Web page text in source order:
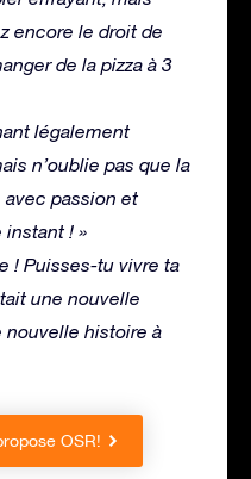
encore le droit de
de la pizza à 3
légalement
n’oublie pas que la
passion et
! »
! Puisses-tu vivre ta
une nouvelle
nouvelle histoire à
OSR!